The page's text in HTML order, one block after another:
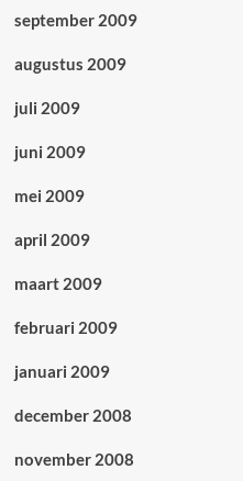
september 2009
augustus 2009
juli 2009
juni 2009
mei 2009
april 2009
maart 2009
februari 2009
januari 2009
december 2008
november 2008